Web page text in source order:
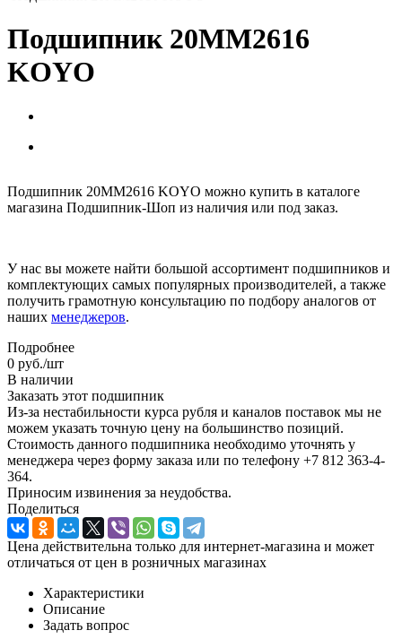
Подшипник 20MM2616
KOYO
Подшипник 20MM2616 KOYO можно купить в каталоге
магазина Подшипник-Шоп из наличия или под заказ.
У нас вы можете найти большой ассортимент подшипников и
комплектующих самых популярных производителей, а также
получить грамотную консультацию по подбору аналогов от
наших менеджеров.
Подробнее
0 руб./шт
В наличии
Заказать этот подшипник
Из-за нестабильности курса рубля и каналов поставок мы не
можем указать точную цену на большинство позиций.
Стоимость данного подшипника необходимо уточнять у
менеджера через форму заказа или по телефону +7 812 363-4-
364.
Приносим извинения за неудобства.
Поделиться
Цена действительна только для интернет-магазина и может
отличаться от цен в розничных магазинах
Характеристики
Описание
Задать вопрос